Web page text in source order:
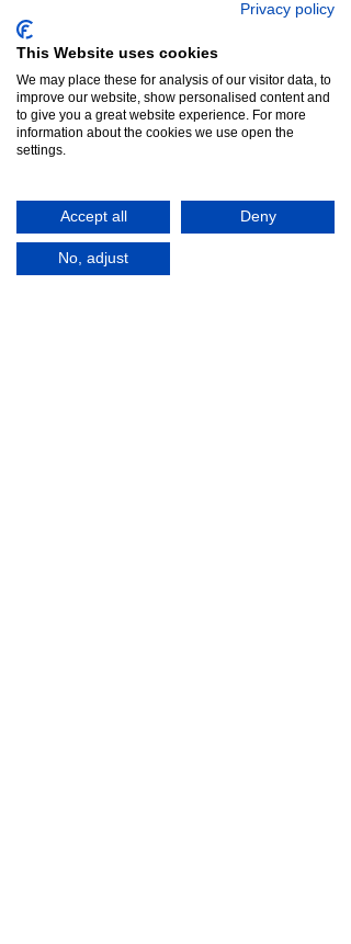
Cent Gustafsson
CEO
cent@tra-ce.com
Privacy policy
This Website uses cookies
We may place these for analysis of our visitor data, to
improve our website, show personalised content and
to give you a great website experience. For more
information about the cookies we use open the
settings.
Accept all Deny
No, adjust